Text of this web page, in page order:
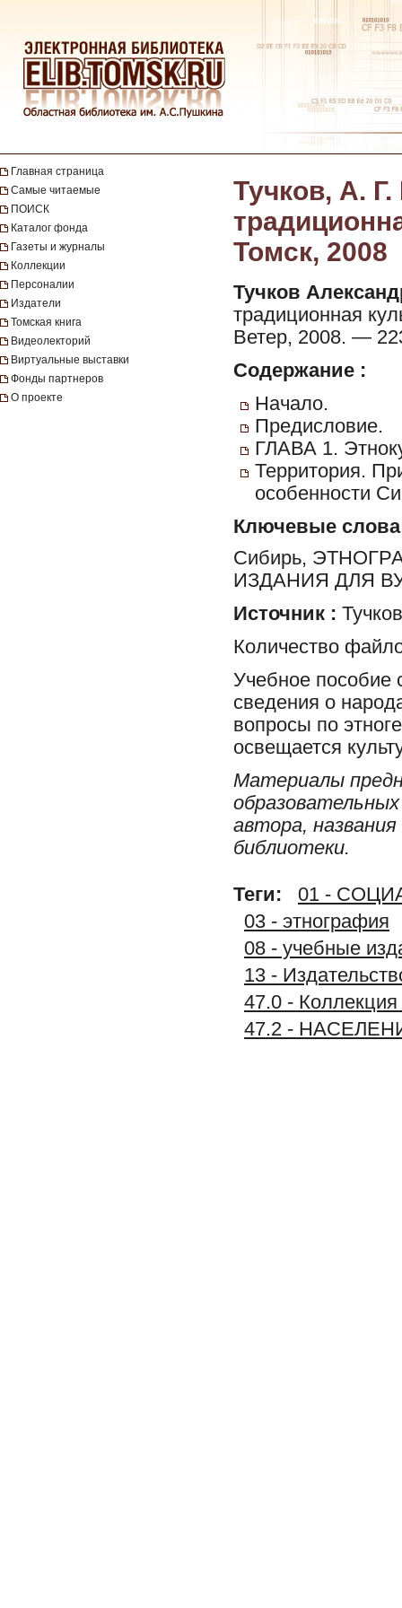
Главная страница
Самые читаемые
ПОИСК
Каталог фонда
Газеты и журналы
Коллекции
Персоналии
Издатели
Томская книга
Видеолекторий
Виртуальные выставки
Фонды партнеров
О проекте
Тучков, А.
Томск, 2008
Тучков
традиционная
Ветер, 2008. —
Содержание :
Начало.
Предисловие.
ГЛАВА 1.
Территория.
особенности
Ключевые слова
Сибирь,
ИЗДАНИЯ ДЛЯ
Источник :
Количество
Учебное пособие
сведения о
вопросы по
освещается
Материалы
автора,
библиотеки.
Теги:
01 -
03 - этнография
08 - учебные
13 -
47.0 -
47.2 -